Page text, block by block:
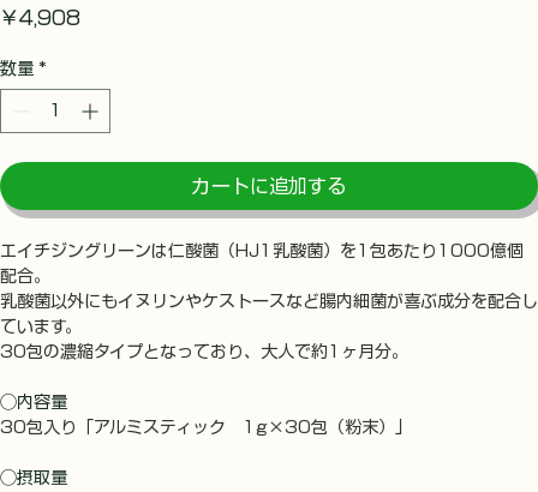
￥4,908
数量 *
カートに追加する
エイチジングリーンは仁酸菌（HJ1乳酸菌）を1包あたり1000億個
配合。
乳酸菌以外にもイヌリンやケストースなど腸内細菌が喜ぶ成分を配合し
ています。
30包の濃縮タイプとなっており、大人で約1ヶ月分。
◯内容量
30包入り「アルミスティック　1g×30包（粉末）」
◯摂取量